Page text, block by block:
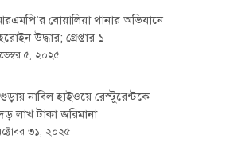
বোয়ালিয়া থানার অভিযানে
উদ্ধার; গ্রেপ্তার ১
৫, ২০২৫
নাবিল হাইওয়ে রেস্টুরেন্টকে
লাখ টাকা জরিমানা
৩১, ২০২৫